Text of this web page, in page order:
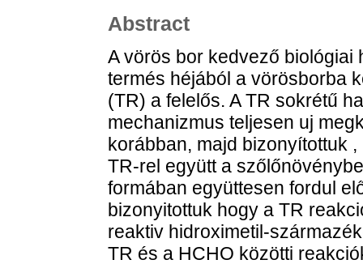
Abstract
A vörös bor kedvező
termés héjából a vörösborba
(TR) a felelős. A TR sokrétű
mechanizmus teljesen uj
korábban, majd bizonyítottuk
TR-rel együtt a
formában együttesen fordul
bizonyitottuk hogy a TR
reaktiv hidroximetil-
TR és a HCHO közötti